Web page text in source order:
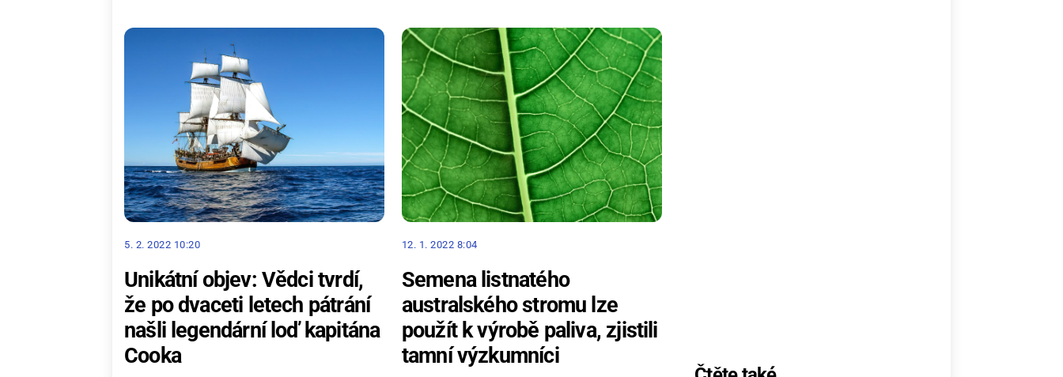
5. 2. 2022 10:20
Unikátní objev: Vědci tvrdí,
že po dvaceti letech pátrání
našli legendární loď kapitána
Cooka
12. 1. 2022 8:04
Semena listnatého
australského stromu lze
použít k výrobě paliva, zjistili
tamní výzkumníci